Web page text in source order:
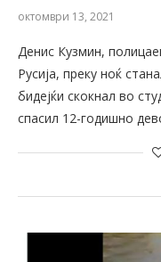
октомври 13, 2021
Денис Кузмин,
Русија, преку ноќ
бидејќи скокнал во
спасил 12-годишно